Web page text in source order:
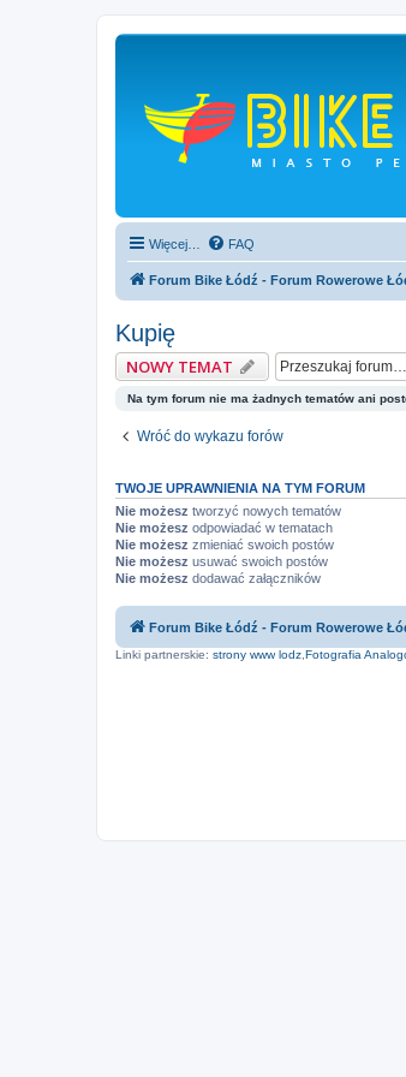
Więcej… FAQ
Forum Bike Łódź - Forum Rowerowe
Kupię
NOWY TEMAT
Na tym forum nie ma żadnych tematów ani
Wróć do wykazu forów
TWOJE UPRAWNIENIA NA TYM FORUM
Nie możesz tworzyć nowych tematów
Nie możesz odpowiadać w tematach
Nie możesz zmieniać swoich postów
Nie możesz usuwać swoich postów
Nie możesz dodawać załączników
Forum Bike Łódź - Forum Rowerowe
Linki partnerskie: strony www lodz Fotografia